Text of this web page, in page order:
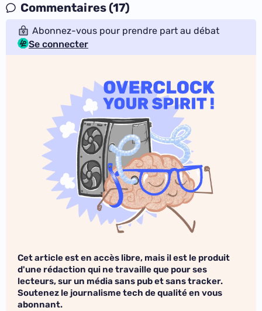
Commentaires (17)
Abonnez-vous pour prendre part au débat
Se connecter
Cet article est en accès libre, mais il est le produit
d'une rédaction qui ne travaille que pour ses
lecteurs, sur un média sans pub et sans tracker.
Soutenez le journalisme tech de qualité en vous
abonnant.